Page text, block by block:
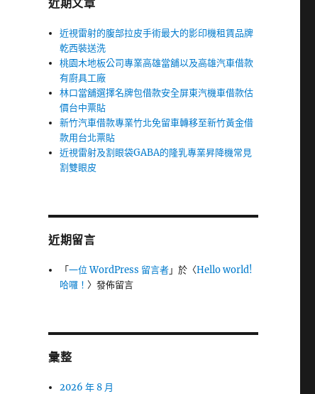
近期文章
近視雷射的腹部拉皮手術最大的影印機租賃品牌
乾西裝送洗
桃園木地板公司專業高雄當舖以及高雄汽車借款
有廚具工廠
林口當舖選擇名牌包借款安全屏東汽機車借款估
價台中票貼
新竹汽車借款專業竹北免留車轉移至新竹黃金借
款用台北票貼
近視雷射及割眼袋GABA的隆乳專業昇降機常見
割雙眼皮
近期留言
「一位 WordPress 留言者」於〈Hello world!
哈囉！〉發佈留言
彙整
2026 年 8 月